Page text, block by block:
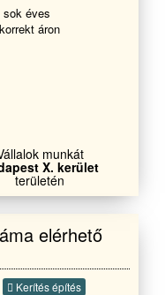
sok éves
áron
munkát
X. kerület
területén
Kerítés építés